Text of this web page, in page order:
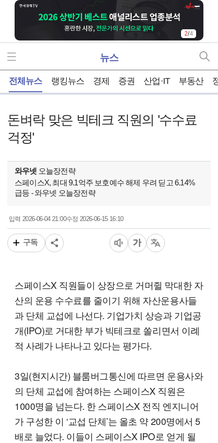
2/4
뉴스
전체뉴스 랭킹뉴스 경제 증권 산업·IT 부동산
돈벼락 맞은 빅테크 직원의 '수수료
걱정'
와우넷 오늘장전략
스페이스X, 최대 9.1억주 보호예수 해제 우려 딛고 6.14%
급등 - 와우넷 오늘장전략
입력 2026-06-04 21:00수정 2026-06-15 16:10
구독
스페이스X 직원들이 상장으로 거머쥘 막대한 자
산의 운용 수수료를 줄이기 위해 자산운용사들
과 단체 교섭에 나선다. 기업가치 상승과 기업공
개(IPO)로 거대한 부가 빅테크로 쏠리면서 이례
적 사례가 나타나고 있다는 평가다.
3일(현지시간) 블룸버그통신에 따르면 운용사와
의 단체 교섭에 참여하는 스페이스X 직원은
1000명을 넘는다. 한 스페이스X 전직 엔지니어
가 구성한 이 ‘교섭 단체’는 올초 약 200명에서 5
배로 늘었다. 이들이 스페이스X IPO로 얻게 될